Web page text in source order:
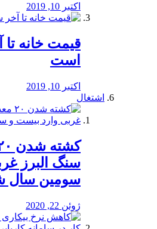
اکتبر 10, 2019
قیمت خانه
است
اکتبر 10, 2019
اشتغال
سنگ البرز
سومین سال
ژوئن 22, 2020